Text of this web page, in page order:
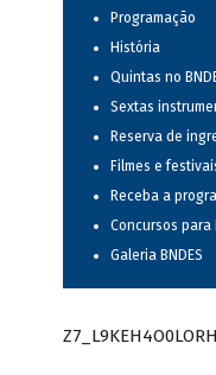
Programação
História
Quintas no
Sextas
Reserva de
Filmes e
Receba a
Concursos para
Galeria BNDES